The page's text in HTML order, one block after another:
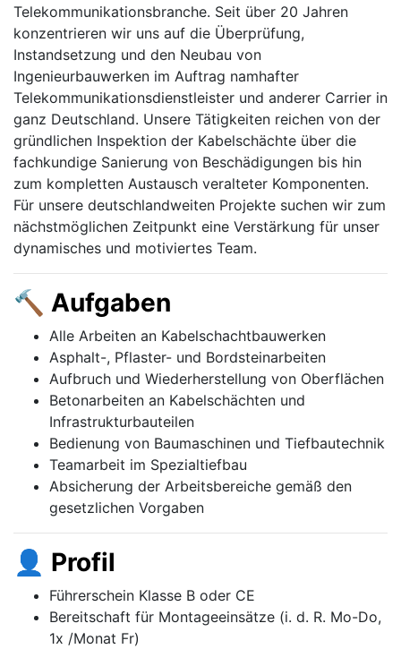
Telekommunikationsbranche. Seit über 20 Jahren
konzentrieren wir uns auf die Überprüfung,
Instandsetzung und den Neubau von
Ingenieurbauwerken im Auftrag namhafter
Telekommunikationsdienstleister und anderer Carrier in
ganz Deutschland. Unsere Tätigkeiten reichen von der
gründlichen Inspektion der Kabelschächte über die
fachkundige Sanierung von Beschädigungen bis hin
zum kompletten Austausch veralteter Komponenten.
Für unsere deutschlandweiten Projekte suchen wir zum
nächstmöglichen Zeitpunkt eine Verstärkung für unser
dynamisches und motiviertes Team.
🔨 Aufgaben
Alle Arbeiten an Kabelschachtbauwerken
Asphalt-, Pflaster- und Bordsteinarbeiten
Aufbruch und Wiederherstellung von Oberflächen
Betonarbeiten an Kabelschächten und
Infrastrukturbauteilen
Bedienung von Baumaschinen und Tiefbautechnik
Teamarbeit im Spezialtiefbau
Absicherung der Arbeitsbereiche gemäß den
gesetzlichen Vorgaben
👤 Profil
Führerschein Klasse B oder CE
Bereitschaft für Montageeinsätze (i. d. R. Mo-Do,
1x /Monat Fr)